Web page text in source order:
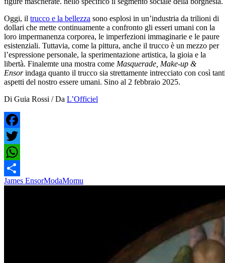
Oggi, il trucco e la bellezza sono esplosi in un’industria da trilioni di
dollari che mette continuamente a confronto gli esseri umani con la
loro impermanenza corporea, le imperfezioni immaginarie e le paure
esistenziali. Tuttavia, come la pittura, anche il trucco è un mezzo per
l’espressione personale, la sperimentazione artistica, la gioia e la
libertà. Finalemte una mostra come Masquerade, Make-up &
Ensorindaga quanto il trucco sia strettamente intrecciato con così
aspetti del nostro essere umani. Sino al 2 febbraio 2025.
Di Guia Rossi / Da L’Officiel
Facebook
Twitter
WhatsApp
Condividi
James EnsorModaMomu